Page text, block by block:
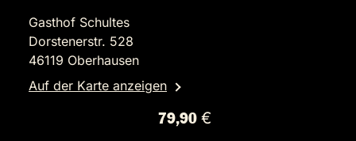
Gasthof Schultes
Dorstenerstr. 528
46119 Oberhausen
Auf der Karte anzeigen
79,90 €